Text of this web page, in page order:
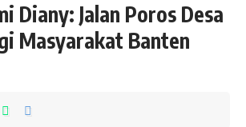
Diany: Jalan Poros Desa
Masyarakat Banten